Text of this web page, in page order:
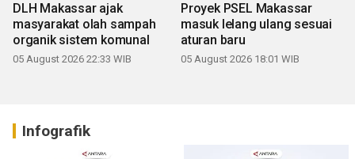
DLH Makassar ajak
masyarakat olah sampah
organik sistem komunal
05 August 2026 22:33 WIB
Proyek PSEL Makassar
masuk lelang ulang sesuai
aturan baru
05 August 2026 18:01 WIB
Infografik